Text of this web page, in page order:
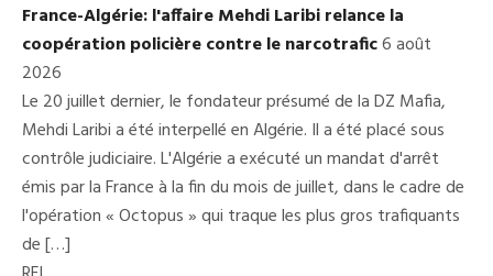
France-Algérie: l'affaire Mehdi Laribi relance la
coopération policière contre le narcotrafic6 août
2026
Le 20 juillet dernier, le fondateur présumé de la DZ Mafia,
Mehdi Laribi a été interpellé en Algérie. Il a été placé sous
contrôle judiciaire. L'Algérie a exécuté un mandat d'arrêt
émis par la France à la fin du mois de juillet, dans le cadre de
l'opération « Octopus » qui traque les plus gros trafiquants
de […]